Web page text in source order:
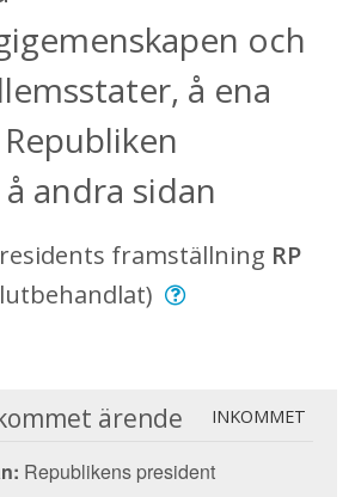
och
å ena
andra sidan
framställning RP
ärende INKOMMET
Republikens president